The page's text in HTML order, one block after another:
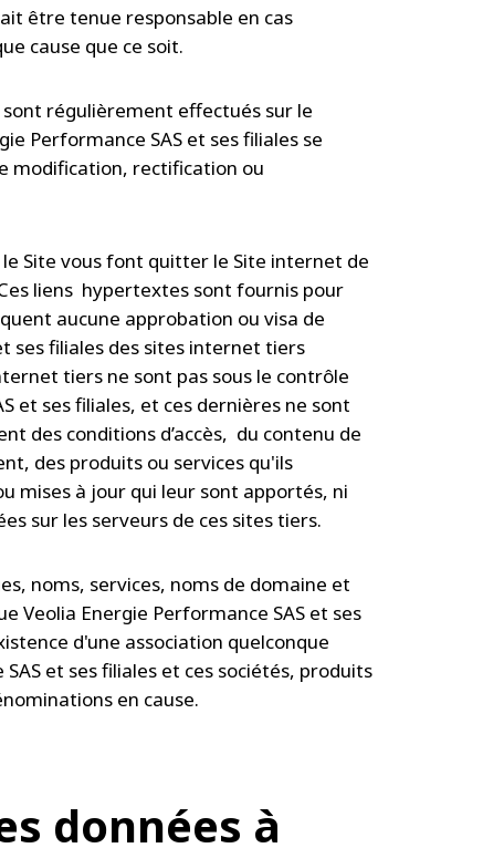
être tenue responsable en cas
cause que ce soit.
régulièrement effectués sur le
Performance SAS et ses filiales se
modification, rectification ou
Site vous font quitter le Site internet de
liens hypertextes sont fournis pour
aucune approbation ou visa de
ses filiales des sites internet tiers
tiers ne sont pas sous le contrôle
et ses filiales, et ces dernières ne sont
des conditions d’accès, du contenu de
des produits ou services qu'ils
mises à jour qui leur sont apportés, ni
sur les serveurs de ces sites tiers.
noms, services, noms de domaine et
Veolia Energie Performance SAS et ses
d'une association quelconque
et ses filiales et ces sociétés, produits
en cause.
données à